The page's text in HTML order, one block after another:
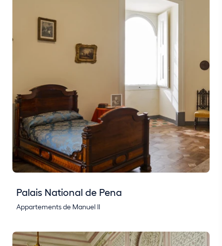
Palais National de Pena
Appartements de Manuel II